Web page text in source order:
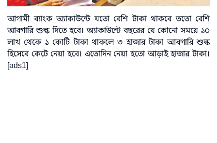
আগামী ব্যাংক অ্যাকাউন্টে যতো বেশি টাকা থাকবে ততো বেশি
আবগারি শুল্ক দিতে হবে। অ্যাকাউন্টে বছরের যে কোনো সময়ে ১০
লাখ থেকে ১ কোটি টাকা থাকলে ৩ হাজার টাকা আবগারি শুল্ক
হিসেবে কেটে নেয়া হবে। এতোদিন নেয়া হতো আড়াই হাজার টাকা।
[ads1]